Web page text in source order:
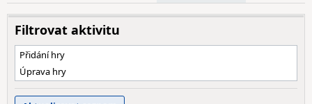
Filtrovat aktivitu
Přidání hry
Úprava hry